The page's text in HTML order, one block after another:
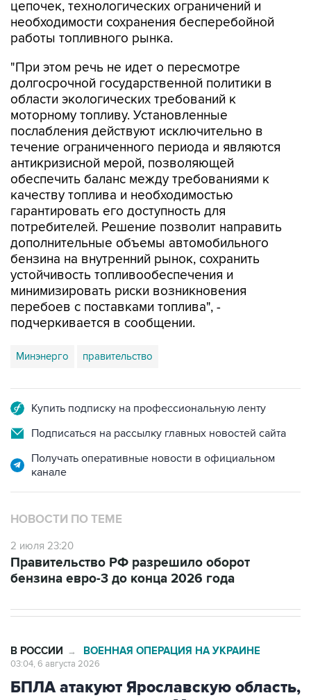
цепочек, технологических ограничений и
необходимости сохранения бесперебойной
работы топливного рынка.
"При этом речь не идет о пересмотре
долгосрочной государственной политики в
области экологических требований к
моторному топливу. Установленные
послабления действуют исключительно в
течение ограниченного периода и являются
антикризисной мерой, позволяющей
обеспечить баланс между требованиями к
качеству топлива и необходимостью
гарантировать его доступность для
потребителей. Решение позволит направить
дополнительные объемы автомобильного
бензина на внутренний рынок, сохранить
устойчивость топливообеспечения и
минимизировать риски возникновения
перебоев с поставками топлива", -
подчеркивается в сообщении.
Минэнерго правительство
Купить подписку на профессиональную ленту
Подписаться на рассылку главных новостей сайта
Получать оперативные новости в официальном
канале
НОВОСТИ ПО ТЕМЕ
2 июля 23:20
Правительство РФ разрешило оборот
бензина евро-3 до конца 2026 года
В РОССИИ → ВОЕННАЯ ОПЕРАЦИЯ НА УКРАИНЕ
03:04, 6 августа 2026
БПЛА атакуют Ярославскую область,